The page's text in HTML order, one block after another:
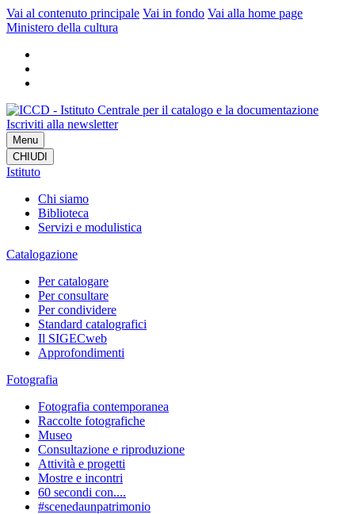
Vai al contenuto principale Vai in fondo Vai alla home page
Ministero della cultura
Iscriviti alla newsletter
Menu
CHIUDI
Istituto
Chi siamo
Biblioteca
Servizi e modulistica
Catalogazione
Per catalogare
Per consultare
Per condividere
Standard catalografici
Il SIGECweb
Approfondimenti
Fotografia
Fotografia contemporanea
Raccolte fotografiche
Museo
Consultazione e riproduzione
Attività e progetti
Mostre e incontri
60 secondi con....
#scenedaunpatrimonio